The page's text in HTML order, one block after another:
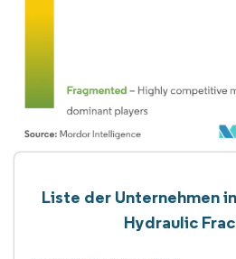
Liste der Unternehmen
Hydraulic